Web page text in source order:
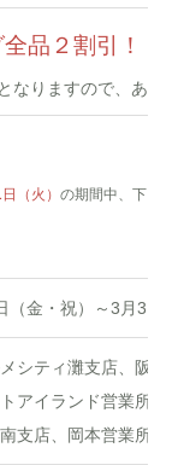
品２割引！
なりますので、あら
日（火） の期間中、下
（金・祝）～3月31
シティ灘支店、阪
アイランド営業所
支店、岡本営業所